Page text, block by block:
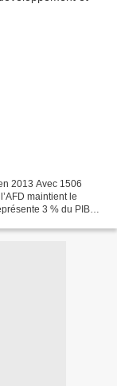
2013 Avec 1506
maintient le
3 % du PIB